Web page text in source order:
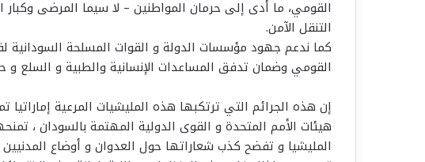
القومي، ما أدى إلى حرمان المواطنين – لا سيما المرضى
التنقل الآمن.
كما ندعم جهود مؤسسات الدولة و القوات المسلحة
القومي وضمان تدفق المساعدات الإنسانية والطبية و السلع و
إن هذه الجرائم التي ترتكبها هذه المليشيات المرعية إماراتيا
هيئات الأمم المتحدة و القوى الدولية المهتمة بالسودان ،
المليشيا و تفضح كذب شعاراتها حول العدوان و أوضاع